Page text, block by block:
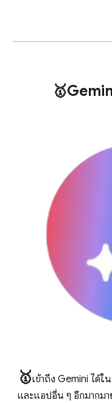
🥇เข้าถึง Gemini ได้
และแอปอื่น ๆ อีกมากมา